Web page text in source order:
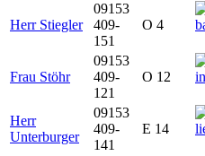
Herr Stiegler
09153
409-
151
O 4
Frau Stöhr
09153
409-
121
O 12
Herr
Unterburger
09153
409-
141
E 14